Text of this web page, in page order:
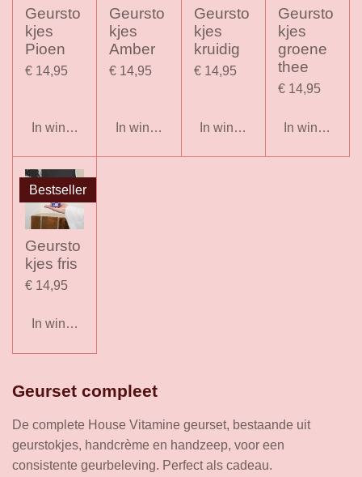
Geursto
kjes
Pioen
€ 14,95
In winkelwagen
Geursto
kjes
Amber
€ 14,95
In winkelwagen
Geursto
kjes
kruidig
€ 14,95
In winkelwagen
Geursto
kjes
groene
thee
€ 14,95
In
Bestseller
Geursto
kjes fris
€ 14,95
In winkelwagen
Geurset compleet
De complete House Vitamine geurset, bestaande uit
geurstokjes, handcrème en handzeep, voor een
consistente geurbeleving. Perfect als cadeau.